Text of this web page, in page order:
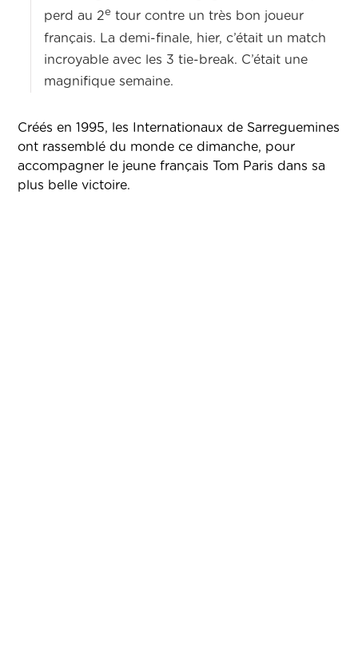
perd au 2e tour contre un très bon joueur
français. La demi-finale, hier, c’était un match
incroyable avec les 3 tie-break. C’était une
magnifique semaine.
Créés en 1995, les Internationaux de Sarreguemines
ont rassemblé du monde ce dimanche, pour
accompagner le jeune français Tom Paris dans sa
plus belle victoire.